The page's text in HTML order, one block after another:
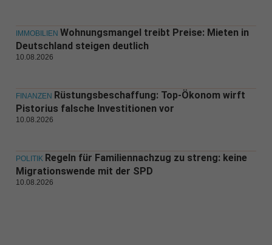
IMMOBILIEN Wohnungsmangel treibt Preise: Mieten in
Deutschland steigen deutlich
10.08.2026
FINANZEN Rüstungsbeschaffung: Top-Ökonom wirft
Pistorius falsche Investitionen vor
10.08.2026
POLITIK Regeln für Familiennachzug zu streng: keine
Migrationswende mit der SPD
10.08.2026